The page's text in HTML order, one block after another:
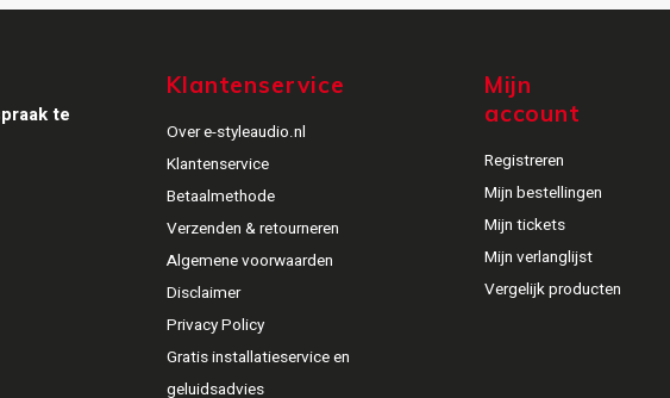
te
Klantenservice
Over e-styleaudio.nl
Klantenservice
Betaalmethode
Verzenden & retourneren
Algemene voorwaarden
Disclaimer
Privacy Policy
Gratis installatieservice en
geluidsadvies
Mijn
account
Registreren
Mijn bestellingen
Mijn tickets
Mijn verlanglijst
Vergelijk producten